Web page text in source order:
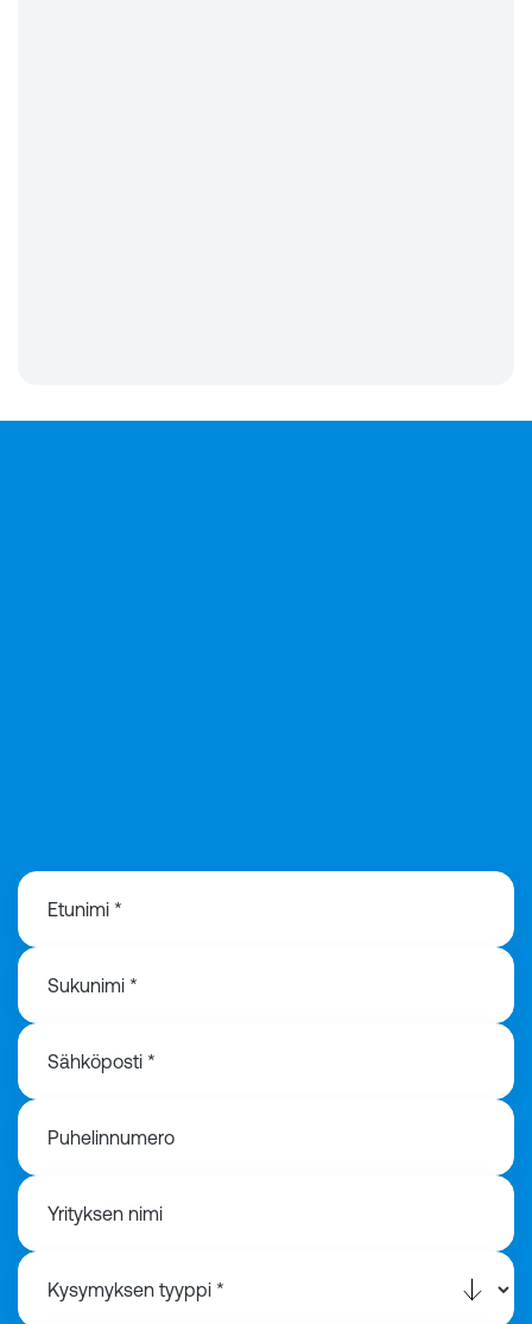
Etunimi *
Sukunimi *
Sähköposti *
Puhelinnumero
Yrityksen nimi